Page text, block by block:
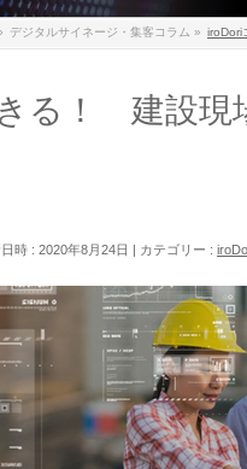
デジタルサイネージ・集客コラム » iroDori
る！ 建設現
時 : 2020年8月24日 カテゴリー :